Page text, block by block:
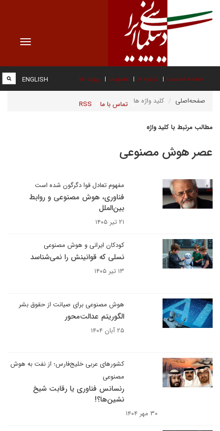
Toggle
صفحه نخست درباره ما عضویت پیوند ها
تماس با ما RSS
ENGLISH
صفحه‌اصلی کلید واژه ها
مطالب مرتبط با کلید واژه
عصر هوش مصنوعی
مفهوم تعادل قوا دگرگون شده است
فناوری، هوش مصنوعی و روابط
بین‌الملل
۲۱ تیر ۱۴۰۵
کودکان ایرانی و هوش مصنوعی
نسلی که قوانینش را نمی‌شناسد
۱۳ تیر ۱۴۰۵
هوش مصنوعی برای صیانت از حقوق بشر
الگوریتم عدالت‌محور
۲۵ آبان ۱۴۰۴
کشورهای عربی خلیج‌فارس؛ از نفت به هوش
مصنوعی
رنسانس فناوری یا رقابت شیخ
نشین‌ها؟!
۳۰ مهر ۱۴۰۴